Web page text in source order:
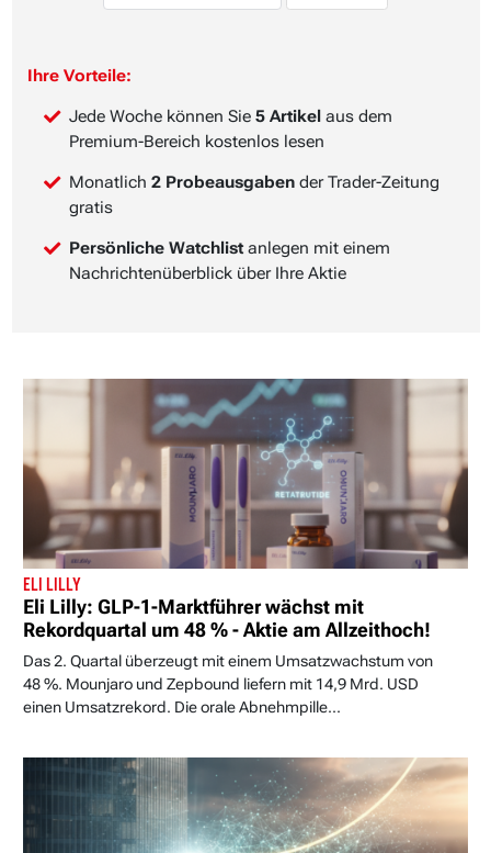
Ihre Vorteile:
Jede Woche können Sie 5 Artikel aus dem
Premium-Bereich kostenlos lesen
Monatlich 2 Probeausgaben der Trader-Zeitung
gratis
Persönliche Watchlist anlegen mit einem
Nachrichtenüberblick über Ihre Aktie
ELI LILLY
Eli Lilly: GLP-1-Marktführer wächst mit
Rekordquartal um 48 % - Aktie am Allzeithoch!
Das 2. Quartal überzeugt mit einem Umsatzwachstum von
48 %. Mounjaro und Zepbound liefern mit 14,9 Mrd. USD
einen Umsatzrekord. Die orale Abnehmpille...